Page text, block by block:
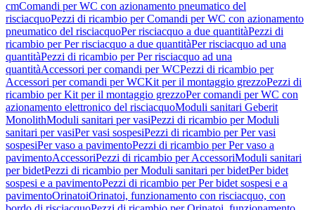
cmComandi per WC con azionamento pneumatico del
risciacquoPezzi di ricambio per Comandi per WC con azionamento
pneumatico del risciacquoPer risciacquo a due quantitàPezzi di
ricambio per Per risciacquo a due quantitàPer risciacquo ad una
quantitàPezzi di ricambio per Per risciacquo ad una
quantitàAccessori per comandi per WCPezzi di ricambio per
Accessori per comandi per WCKit per il montaggio grezzoPezzi di
ricambio per Kit per il montaggio grezzoPer comandi per WC con
azionamento elettronico del risciacquoModuli sanitari Geberit
MonolithModuli sanitari per vasiPezzi di ricambio per Moduli
sanitari per vasiPer vasi sospesiPezzi di ricambio per Per vasi
sospesiPer vaso a pavimentoPezzi di ricambio per Per vaso a
pavimentoAccessoriPezzi di ricambio per AccessoriModuli sanitari
per bidetPezzi di ricambio per Moduli sanitari per bidetPer bidet
sospesi e a pavimentoPezzi di ricambio per Per bidet sospesi e a
pavimentoOrinatoiOrinatoi, funzionamento con risciacquo, con